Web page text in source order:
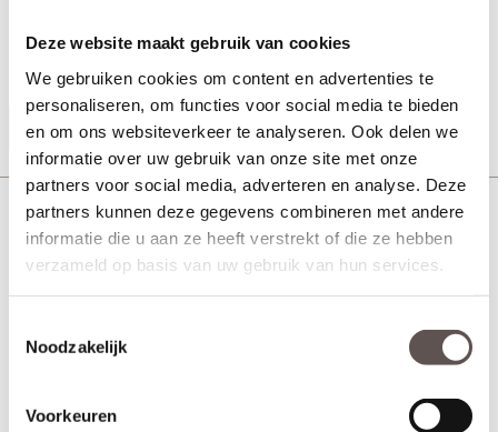
Deze website maakt gebruik van cookies
We gebruiken cookies om content en advertenties te
personaliseren, om functies voor social media te bieden
en om ons websiteverkeer te analyseren. Ook delen we
informatie over uw gebruik van onze site met onze
partners voor social media, adverteren en analyse. Deze
partners kunnen deze gegevens combineren met andere
informatie die u aan ze heeft verstrekt of die ze hebben
verzameld op basis van uw gebruik van hun services.
Noodzakelijk
Voorkeuren
+ Uitvoering PVD - Mat Messing
+ Inclusief messing schroeven
Productinformatie
Deurbeslag Kogellagerscharnier rechte hoeken 89
mm zwart